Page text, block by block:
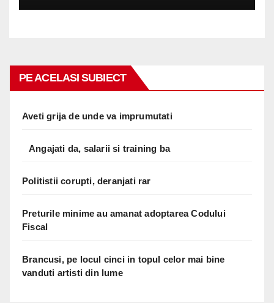
PE ACELASI SUBIECT
Aveti grija de unde va imprumutati
Angajati da, salarii si training ba
Politistii corupti, deranjati rar
Preturile minime au amanat adoptarea Codului
Fiscal
Brancusi, pe locul cinci in topul celor mai bine
vanduti artisti din lume